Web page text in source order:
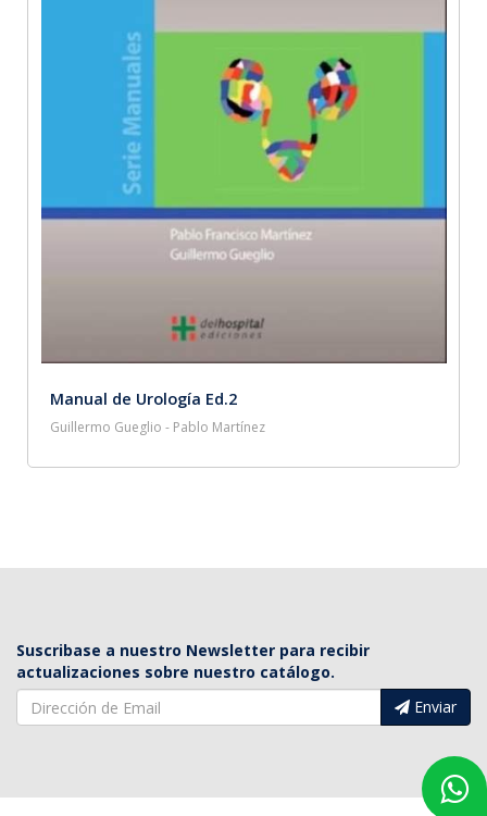
Manual de Urología Ed.2
Guillermo Gueglio - Pablo Martínez
Suscribase a nuestro Newsletter para recibir
actualizaciones sobre nuestro catálogo.
Enviar